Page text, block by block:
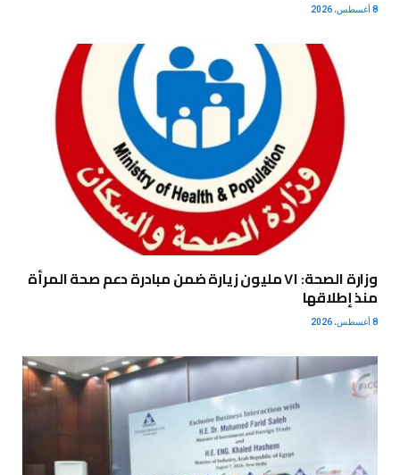
8 أغسطس، 2026
وزارة الصحة: ٧١ مليون زيارة ضمن مبادرة دعم صحة المرأة
منذ إطلاقها
8 أغسطس، 2026